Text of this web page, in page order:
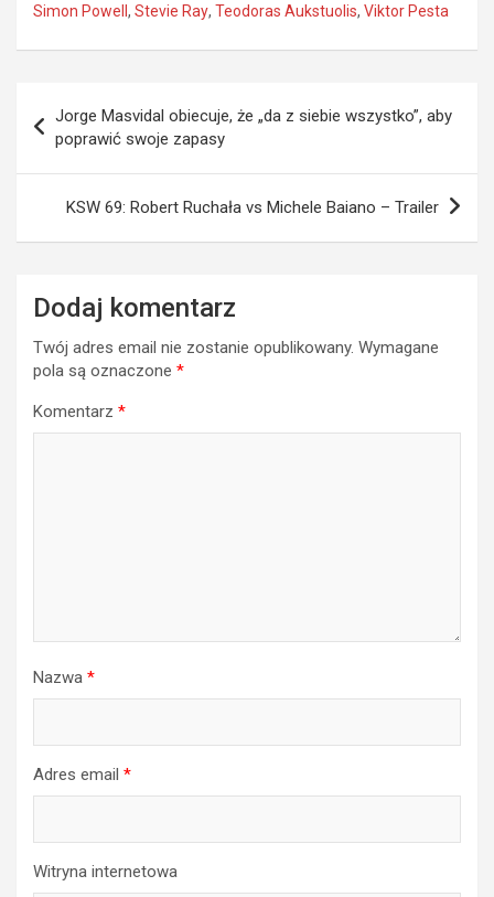
Simon Powell , Stevie Ray, Teodoras Aukstuolis, Viktor Pesta
wpisu
Jorge Masvidal obiecuje, że „da z siebie wszystko”, aby
poprawić swoje zapasy
KSW 69: Robert Ruchała vs Michele Baiano – Trailer
Dodaj komentarz
Twój adres email nie zostanie opublikowany. Wymagane
pola są oznaczone *
Komentarz *
Nazwa *
Adres email *
Witryna internetowa